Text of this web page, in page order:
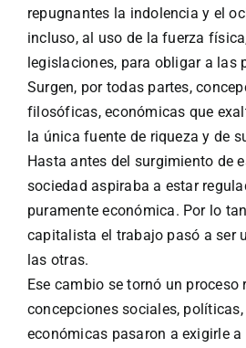
repugnantes la indolencia y el
incluso, al uso de la fuerza
legislaciones, para obligar a las
Surgen, por todas partes,
filosóficas, económicas que
la única fuente de riqueza y de
Hasta antes del surgimiento de
sociedad aspiraba a estar
puramente económica. Por lo
capitalista el trabajo pasó a ser
las otras.
Ese cambio se tornó un proceso
concepciones sociales,
económicas pasaron a exigirle